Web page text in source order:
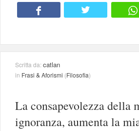
Scritta da:catlan
in Frasi & Aforismi (Filosofia)
La consapevolezza della
ignoranza, aumenta la